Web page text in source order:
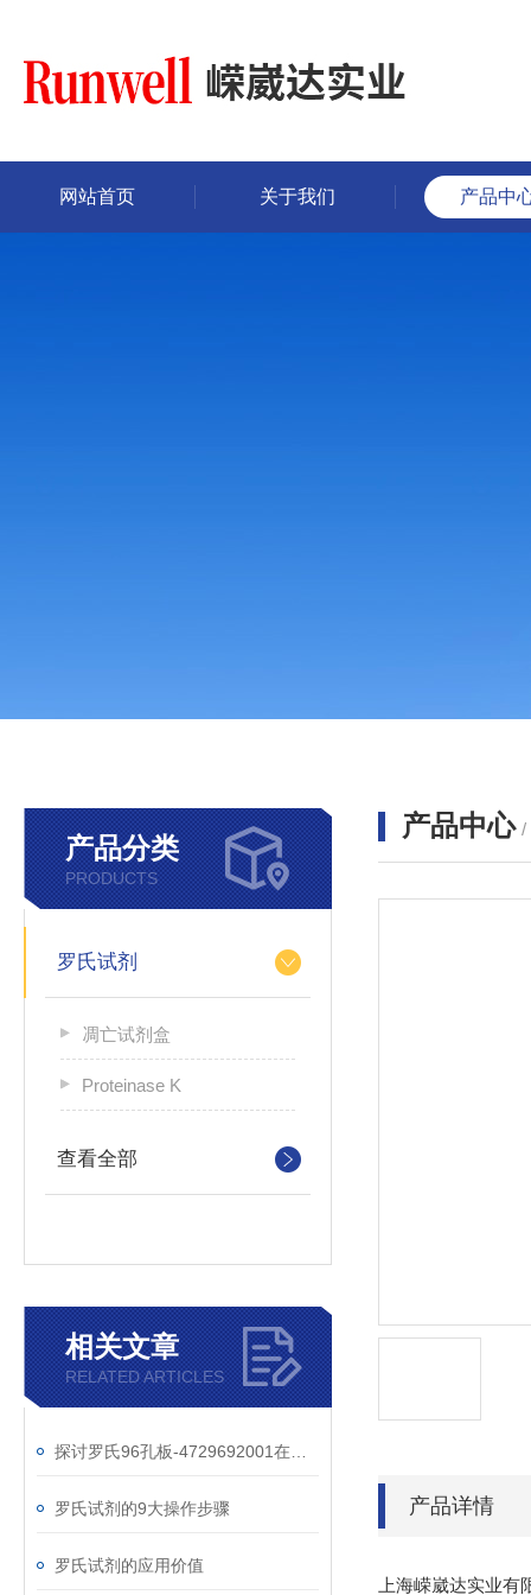
网站首页 关于我们 产品中
产品分类
PRODUCTS
罗氏试剂
凋亡试剂盒
Proteinase K
查看全部
相关文章
RELATED ARTICLES
罗氏试剂的9大操作步骤
罗氏试剂的应用价值
产品中心 /
产品详情
上海嵘崴达实业